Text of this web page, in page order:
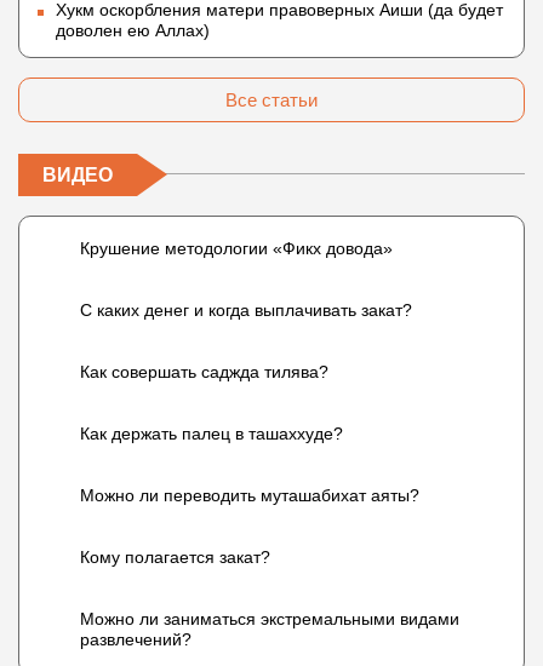
Хукм оскорбления матери правоверных Аиши (да будет
доволен ею Аллах)
Все статьи
ВИДЕО
Крушение методологии «Фикх довода»
С каких денег и когда выплачивать закат?
Как совершать саджда тилява?
Как держать палец в ташаххуде?
Можно ли переводить муташабихат аяты?
Кому полагается закат?
Можно ли заниматься экстремальными видами
развлечений?